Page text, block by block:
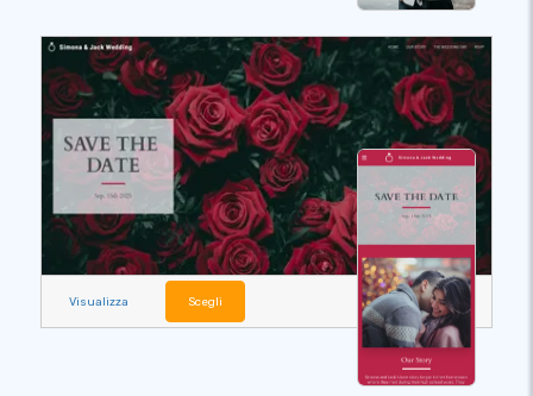
Visualizza Scegli